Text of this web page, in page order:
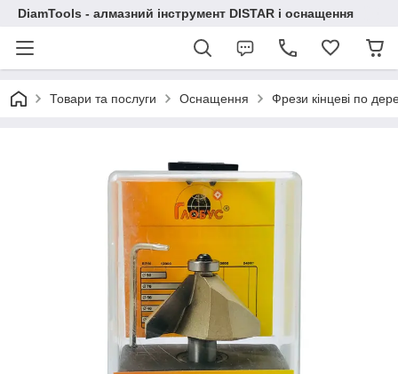
DiamTools - алмазний інструмент DISTAR і оснащення
Товари та послуги Оснащення Фрези кінцеві по